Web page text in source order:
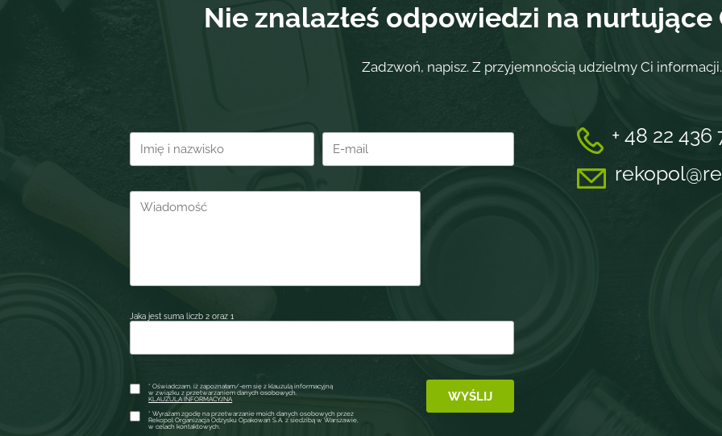
Nie znalazłeś odpowiedzi na nurtujące
Zadzwoń, napisz. Z przyjemnością udzielmy Ci informacji.
Jaka jest suma liczb 2 oraz 1
* Oświadczam, iż zapoznałam/-em się z klauzulą informacyjną
w związku z przetwarzaniem danych osobowych.
KLAUZULA INFORMACYJNA
* Wyrażam zgodę na przetwarzanie moich danych osobowych przez
Rekopol Organizacja Odzysku Opakowań S.A. z siedzibą w Warszawie,
w celach kontaktowych.
+ 48 22 436